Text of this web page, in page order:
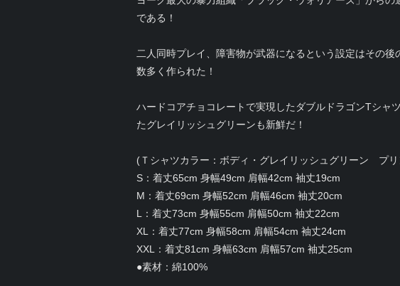
である！
二人同時プレイ、障害物が武器になるという設定はその
数多く作られた！
ハードコアチョコレートで実現したダブルドラゴンTシャ
たグレイリッシュグリーンも新鮮だ！
(Ｔシャツカラー：ボディ・グレイリッシュグリーン プリ
S：着丈65cm 身幅49cm 肩幅42cm 袖丈19cm
M：着丈69cm 身幅52cm 肩幅46cm 袖丈20cm
L：着丈73cm 身幅55cm 肩幅50cm 袖丈22cm
XL：着丈77cm 身幅58cm 肩幅54cm 袖丈24cm
XXL：着丈81cm 身幅63cm 肩幅57cm 袖丈25cm
●素材：綿100%